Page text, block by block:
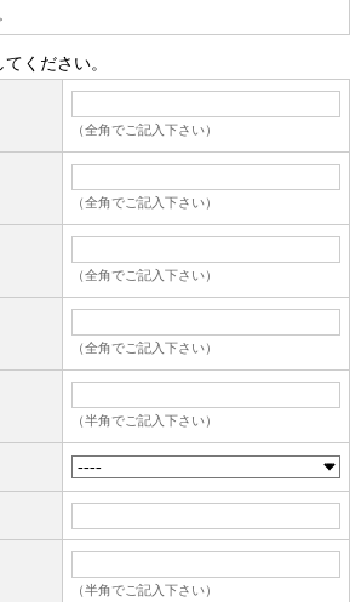
ください。
（全角でご記入下さい）
（全角でご記入下さい）
（全角でご記入下さい）
（全角でご記入下さい）
（半角でご記入下さい）
（半角でご記入下さい）